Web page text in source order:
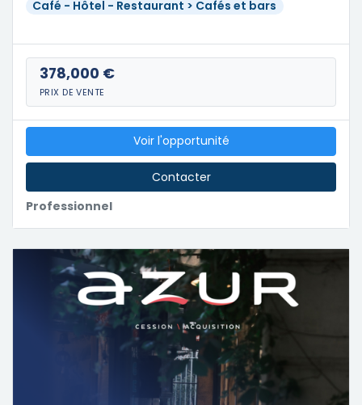
Café - Hôtel - Restaurant > Cafés et bars
378,000 €
PRIX DE VENTE
Professionnel
Voir l'opportunité
Contacter